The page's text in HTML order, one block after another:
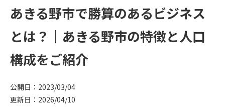
あきる野市で勝算のあるビジネス
とは？｜あきる野市の特徴と人口
構成をご紹介
公開日：2023/03/04
更新日：2026/04/10